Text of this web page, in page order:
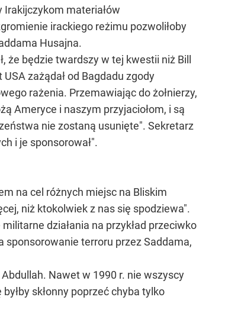
Irakijczykom materiałów
irackiego reżimu pozwoliłoby
Husajna.
że będzie twardszy w tej kwestii niż Bill
zażądał od Bagdadu zgody
rażenia. Przemawiając do żołnierzy,
Ameryce i naszym przyjaciołom, i są
nie zostaną usunięte". Sekretarz
i je sponsorował".
na cel różnych miejsc na Bliskim
niż ktokolwiek z nas się spodziewa".
działania na przykład przeciwko
terroru przez Saddama,
Nawet w 1990 r. nie wszyscy
skłonny poprzeć chyba tylko